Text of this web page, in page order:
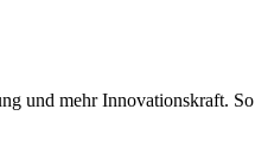
und mehr Innovationskraft.